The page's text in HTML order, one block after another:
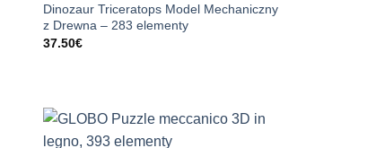
Dinozaur Triceratops Model Mechaniczny
z Drewna – 283 elementy
37.50€